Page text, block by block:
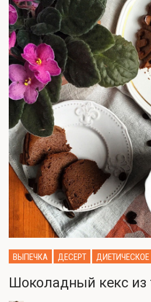
ВЫПЕЧКА ДЕСЕРТ ДИЕТИЧЕСКОЕ
Шоколадный кекс